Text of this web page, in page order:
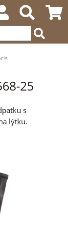
25
s
lýtku.